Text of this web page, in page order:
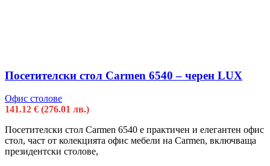
Посетителски стол Carmen 6540 – черен LUX
Офис столове
141.12 € (276.01 лв.)
Посетителски стол Carmen 6540 е практичен и елегантен офис
стол, част от колекцията офис мебели на Carmen, включваща
президентски столове,